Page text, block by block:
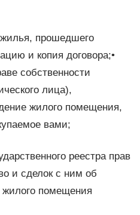
жилья, прошедшего
и копия договора;•
собственности
лица),
жилого помещения,
вами;
реестра прав
и сделок с ним об
жилого помещения